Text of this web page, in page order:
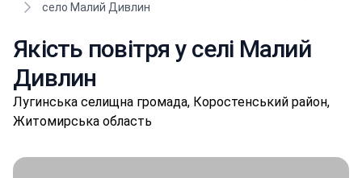
село Малий Дивлин
Якість повітря у селі Малий
Дивлин
Лугинськa селищнa громада, Коростенський район,
Житомирська область